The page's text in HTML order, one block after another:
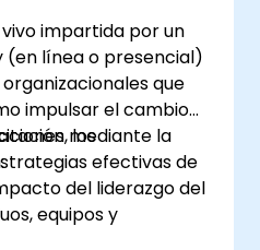
impartida por un
(en línea o presencial)
que
impulsar el cambio
mediante la
efectivas de
los
del liderazgo del
equipos y